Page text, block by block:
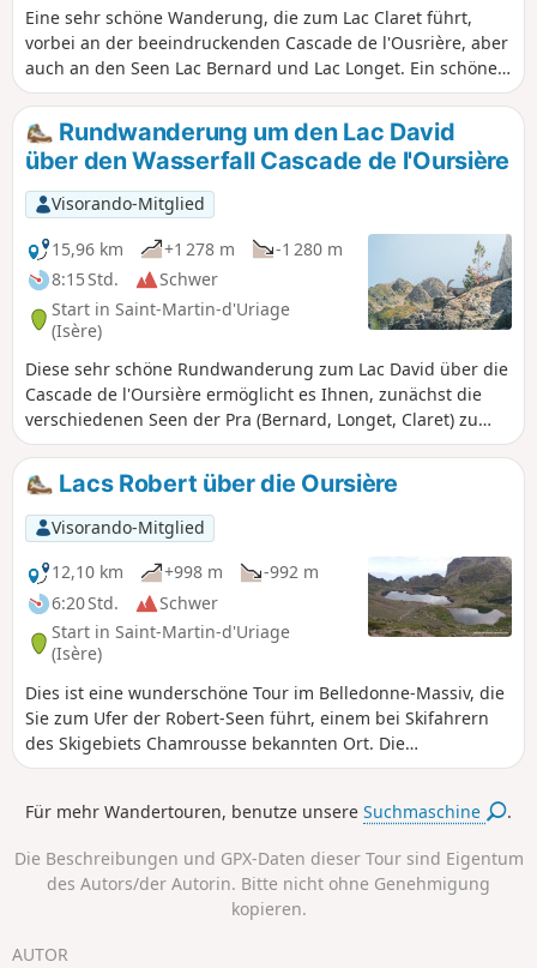
Eine sehr schöne Wanderung, die zum Lac Claret führt,
vorbei an der beeindruckenden Cascade de l'Ousrière, aber
auch an den Seen Lac Bernard und Lac Longet. Ein schöner
Überblick über die Lacs de la Pra, begleitet von einer
herrlichen Aussicht auf einen Großteil der Gipfel des
Belledonne-Massivs. Allerdings ist die Wanderung ziemlich
lang.
Rundwanderung um den Lac David
über den Wasserfall Cascade de l'Oursière
Visorando-Mitglied
15,96 km
+1 278 m
-1 280 m
8:15 Std.
Schwer
Start in Saint-Martin-d'Uriage
(Isère)
Diese sehr schöne Rundwanderung zum Lac David über die
Cascade de l'Oursière ermöglicht es Ihnen, zunächst die
verschiedenen Seen der Pra (Bernard, Longet, Claret) zu
genießen und anschließend eine sehr schöne Überquerung
unterhalb der Gipfel von Jasse Bralard zu unternehmen.
Während dieser Überquerung genießen Sie einen
herrlichen Blick auf die darunter liegende Stadt Grenoble.
Lacs Robert über die Oursière
Visorando-Mitglied
12,10 km
+998 m
-992 m
6:20 Std.
Schwer
Start in Saint-Martin-d'Uriage
(Isère)
Dies ist eine wunderschöne Tour im Belledonne-Massiv, die
Sie zum Ufer der Robert-Seen führt, einem bei Skifahrern
des Skigebiets Chamrousse bekannten Ort. Die
Schwierigkeit ist nicht technischer Natur, sondern liegt in
Beschaffenheit dieses Gebirges, das oft im Nebel liegt.
Für mehr Wandertouren, benutze unsereSuchmaschine .
Die Beschreibungen und GPX-Daten dieser Tour sind Eigentum
des Autors/der Autorin. Bitte nicht ohne Genehmigung
kopieren.
AUTOR